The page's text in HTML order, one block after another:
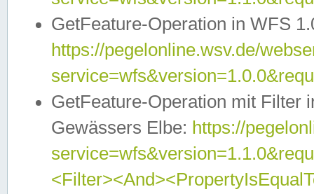
GetFeature-Operation in WFS
https://pegelonline.wsv.de/
GetFeature-Operation mit Filter
Gewässers Elbe: https://